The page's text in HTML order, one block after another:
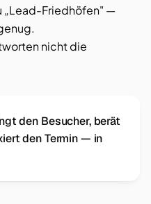
„Lead-Friedhöfen" —
nicht die
den Besucher, berät
den Termin — in